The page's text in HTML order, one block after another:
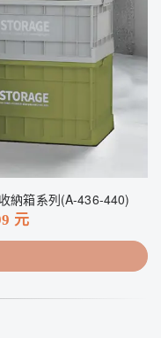
納箱系列(A-436-440)
元